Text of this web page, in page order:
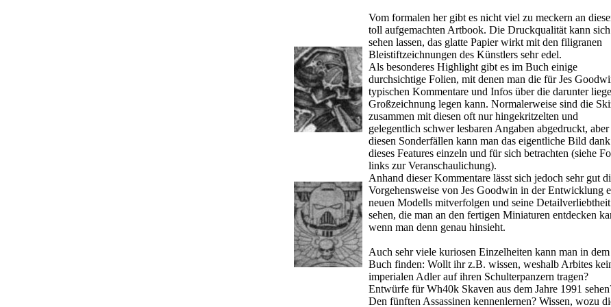
Vom formalen her gibt es nicht viel zu meckern an
toll aufgemachten Artbook. Die Druckqualität kann sich
sehen lassen, das glatte Papier wirkt mit den filigranen
Bleistiftzeichnungen des Künstlers sehr edel.
Als besonderes Highlight gibt es im Buch einige
durchsichtige Folien, mit denen man die für Jes
typischen Kommentare und Infos über die darunter
Großzeichnung legen kann. Normalerweise sind die
zusammen mit diesen oft nur hingekritzelten und
gelegentlich schwer lesbaren Angaben abgedruckt, aber
diesen Sonderfällen kann man das eigentliche Bild dank
dieses Features einzeln und für sich betrachten (siehe
links zur Veranschaulichung).
Anhand dieser Kommentare lässt sich jedoch sehr gut
Vorgehensweise von Jes Goodwin in der Entwicklung
neuen Modells mitverfolgen und seine Detailverliebtheit
sehen, die man an den fertigen Miniaturen entdecken
wenn man denn genau hinsieht.
Auch sehr viele kuriosen Einzelheiten kann man in dem
Buch finden: Wollt ihr z.B. wissen, weshalb Arbites
imperialen Adler auf ihren Schulterpanzern tragen?
Entwürfe für Wh40k Skaven aus dem Jahre 1991
Den fünften Assassinen kennenlernen? Wissen, wozu